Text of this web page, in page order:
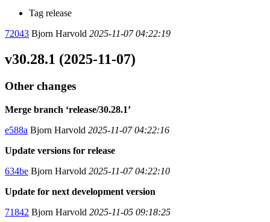
Tag release
72043 Bjorn Harvold 2025-11-07 04:22:19
v30.28.1 (2025-11-07)
Other changes
Merge branch ‘release/30.28.1’
e588a Bjorn Harvold 2025-11-07 04:22:16
Update versions for release
634be Bjorn Harvold 2025-11-07 04:22:10
Update for next development version
71842 Bjorn Harvold 2025-11-05 09:18:25